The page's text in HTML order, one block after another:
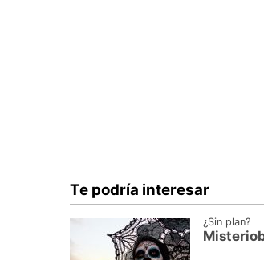
Te podría interesar
¿Sin plan?